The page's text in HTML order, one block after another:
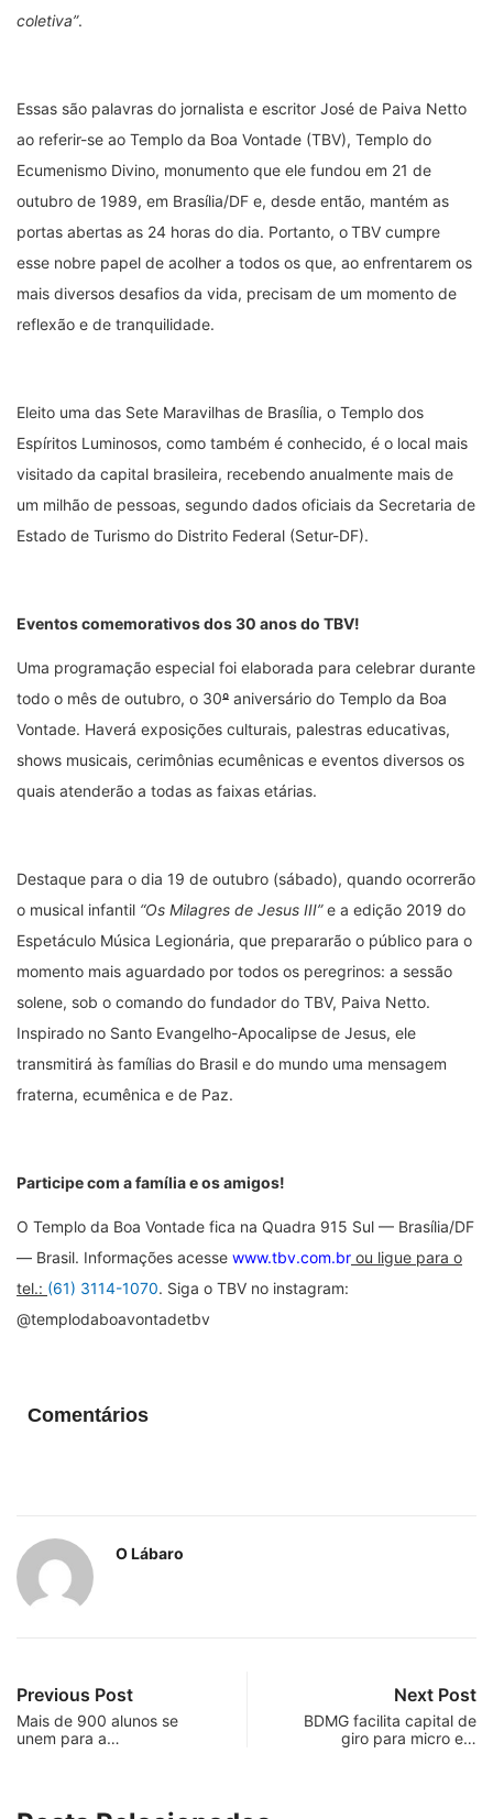
coletiva”.
Essas são palavras do jornalista e escritor José de Paiva Netto
ao referir-se ao Templo da Boa Vontade (TBV), Templo do
Ecumenismo Divino, monumento que ele fundou em 21 de
outubro de 1989, em Brasília/DF e, desde então, mantém as
portas abertas as 24 horas do dia. Portanto, oTBV cumpre
esse nobre papel de acolher a todos os que, ao enfrentarem os
mais diversos desafios da vida, precisam de um momento de
reflexão e de tranquilidade.
Eleito uma das Sete Maravilhas de Brasília, o Templo dos
Espíritos Luminosos, como também é conhecido, é o local mais
visitado da capital brasileira, recebendo anualmente mais de
um milhão de pessoas, segundo dados oficiais da Secretaria de
Estado de Turismo do Distrito Federal (Setur-DF).
Eventos comemorativos dos 30 anos do TBV!
Uma programação especial foi elaborada para celebrar durante
todo o mês de outubro, o 30º aniversário do Templo da Boa
Vontade. Haverá exposições culturais, palestras educativas,
shows musicais, cerimônias ecumênicas e eventos diversos os
quais atenderão a todas as faixas etárias.
Destaque para o dia 19 de outubro (sábado), quando ocorrerão
o musical infantil “Os Milagres de Jesus III”e a edição 2019 do
Espetáculo Música Legionária, que prepararão o público para o
momento mais aguardado por todos os peregrinos: a sessão
solene, sob o comando do fundador do TBV, Paiva Netto.
Inspirado no Santo Evangelho-Apocalipse de Jesus, ele
transmitirá às famílias do Brasil e do mundo uma mensagem
fraterna, ecumênica e de Paz.
Participe com a família e os amigos!
O Templo da Boa Vontade fica na Quadra 915 Sul — Brasília/DF
— Brasil. Informações acesse www.tbv.com.br ou ligue para o
tel.: (61) 3114-1070. Siga o TBV no instagram:
@templodaboavontadetbv
Comentários
O Lábaro
Previous Post
Mais de 900 alunos se
unem para a…
Next Post
BDMG facilita capital de
giro para micro e…